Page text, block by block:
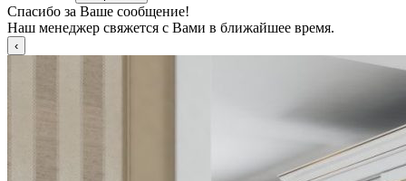
Спасибо за Ваше сообщение!
Наш менеджер свяжется с Вами в ближайшее время.